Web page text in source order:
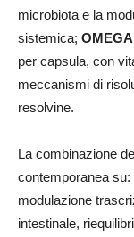
microbiota e la
sistemica;
per capsula, con
meccanismi di
resolvine.
La combinazione
contemporanea
modulazione
intestinale,